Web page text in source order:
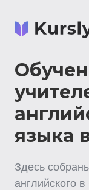
языка
Здесь
английского в